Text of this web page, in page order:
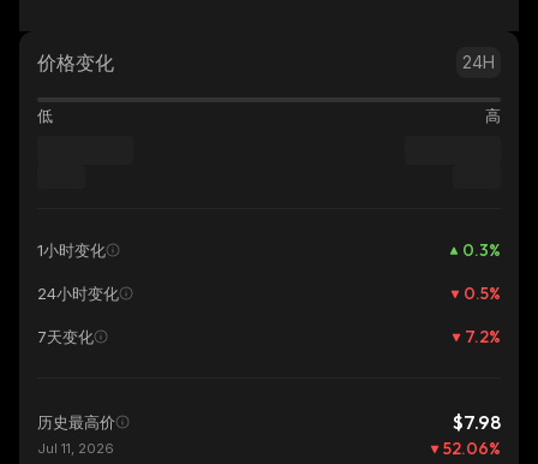
价格变化 24H
低 高
1小时变化 0.3%
24小时变化 0.5%
7天变化 7.2%
历史最高价 $7.98
Jul 11, 2026 52.06%